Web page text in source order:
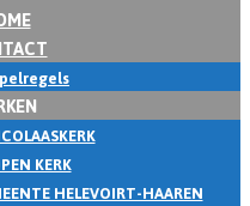
KERK
HELEVOIRT-HAAREN